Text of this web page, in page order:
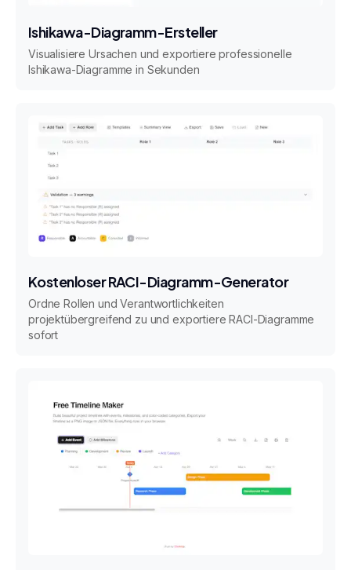
Ishikawa-Diagramm-Ersteller
Visualisiere Ursachen und exportiere professionelle
Ishikawa-Diagramme in Sekunden
Kostenloser RACI-Diagramm-Generator
Ordne Rollen und Verantwortlichkeiten
projektübergreifend zu und exportiere RACI-Diagramme
sofort